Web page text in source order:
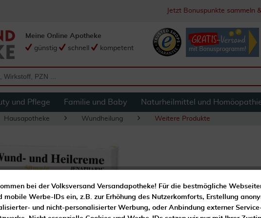
Jetzt Bonuspunkte sammeln
Meine Online Apotheke
günstig
schnell kompetent
und Pflege Familie und Baby Naturheilmittel und
Hausapotheke Wundheilung Weitere Produkte
Panthenol
bei der Volksversand Versandapotheke! Für die bestmögliche
mobile Werbe-IDs ein, z.B. zur Erhöhung des Nutzerkomforts, Erstellung
und nicht-personalisierter Werbung, oder Anbindung externer